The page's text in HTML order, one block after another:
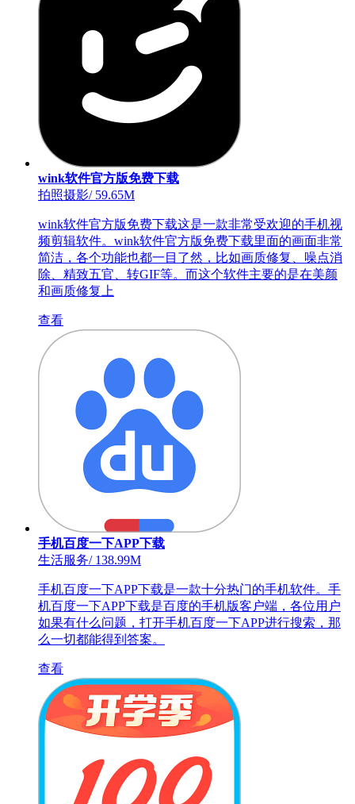
wink软件官方版免费下载
拍照摄影/59.65M
wink软件官方版免费下载这是一款非常受欢迎的手机视
频剪辑软件。wink软件官方版免费下载里面的画面非常
简洁，各个功能也都一目了然，比如画质修复、噪点消
除、精致五官、转GIF等。而这个软件主要的是在美颜
和画质修复上
查看
手机百度一下APP下载
生活服务/138.99M
手机百度一下APP下载是一款十分热门的手机软件。手
机百度一下APP下载是百度的手机版客户端，各位用户
如果有什么问题，打开手机百度一下APP进行搜索，那
么一切都能得到答案。
查看